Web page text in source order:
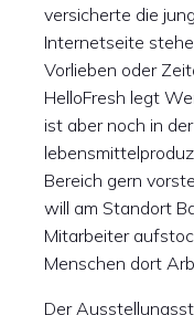
versicherte die
Internetseite
Vorlieben oder
HelloFresh legt
ist aber noch in
Bereich gern
will am Standort
Mitarbeiter
Menschen dort
Der